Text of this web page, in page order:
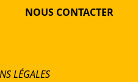
NOUS CONTACTER
LÉGALES